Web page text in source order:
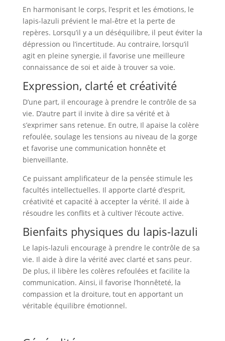
En harmonisant le corps, l’esprit et les émotions, le
lapis-lazuli prévient le mal-être et la perte de
repères. Lorsqu’il y a un déséquilibre, il peut éviter la
dépression ou l’incertitude. Au contraire, lorsqu’il
agit en pleine synergie, il favorise une meilleure
connaissance de soi et aide à trouver sa voie.
Expression, clarté et créativité
D’une part, il encourage à prendre le contrôle de sa
vie. D’autre part il invite à dire sa vérité et à
s’exprimer sans retenue. En outre, Il apaise la colère
refoulée, soulage les tensions au niveau de la gorge
et favorise une communication honnête et
bienveillante.
Ce puissant amplificateur de la pensée stimule les
facultés intellectuelles. Il apporte clarté d’esprit,
créativité et capacité à accepter la vérité. Il aide à
résoudre les conflits et à cultiver l’écoute active.
Bienfaits physiques du lapis-lazuli
Le lapis-lazuli encourage à prendre le contrôle de sa
vie. Il aide à dire la vérité avec clarté et sans peur.
De plus, il libère les colères refoulées et facilite la
communication. Ainsi, il favorise l’honnêteté, la
compassion et la droiture, tout en apportant un
véritable équilibre émotionnel.